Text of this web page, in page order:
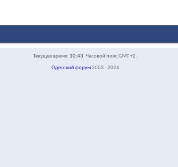
Текущее время: 10:43. Часовой пояс GMT +2.
Одесский форум2003 - 2026